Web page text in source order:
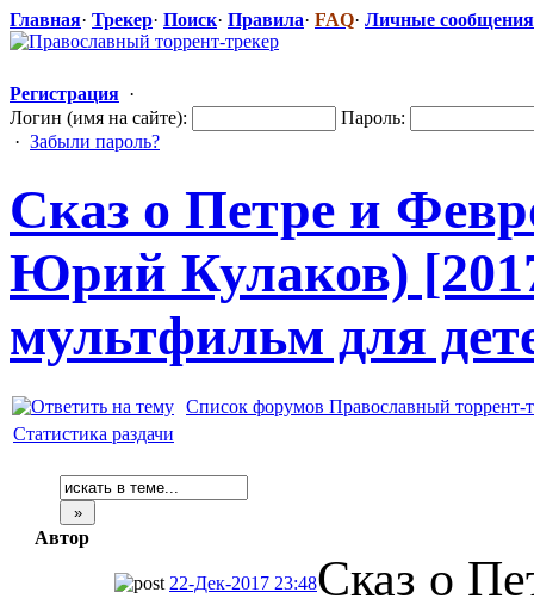
Главная· Трекер· Поиск· Правила· FAQ· Личные сообщения
Регистрация ·
Логин (имя на сайте):
Пароль:
· Забыли пароль?
Сказ о Петре и
Юрий Кулаков)
мультфильм для
Список форумов Православный торрент-
Статистика раздачи
Автор
22-Дек-2017 23:48Сказ о